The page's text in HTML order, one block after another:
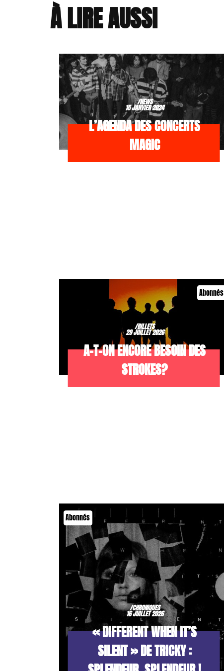
À LIRE AUSSI
/NEWS
15 JANVIER 2024
L’AGENDA DES CONCERTS
MAGIC
Abonnés
/BILLETS
29 JUILLET 2026
A-T-ON ENCORE BESOIN DES
STROKES?
Abonnés
/CHRONIQUES
16 JUILLET 2026
« DIFFERENT WHEN IT’S
SILENT » DE TRICKY :